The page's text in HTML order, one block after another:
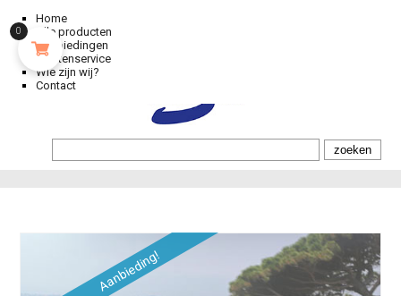
Home
Alle producten
Aanbiedingen
Klantenservice
Wie zijn wij?
Contact
Aanbieding!
0